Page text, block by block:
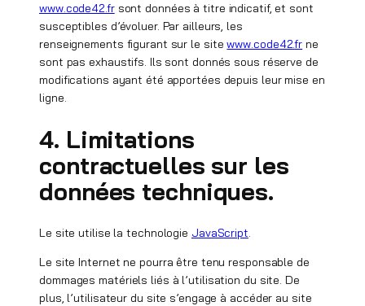
www.code42.frsont données à titre indicatif, et sont
susceptibles d’évoluer. Par ailleurs, les
renseignements figurant sur le sitewww.code42.fr ne
sont pas exhaustifs. Ils sont donnés sous réserve de
modifications ayant été apportées depuis leur mise en
ligne.
4. Limitations
contractuelles sur les
données techniques.
Le site utilise la technologie JavaScript.
Le site Internet ne pourra être tenu responsable de
dommages matériels liés à l’utilisation du site. De
plus, l’utilisateur du site s’engage à accéder au site